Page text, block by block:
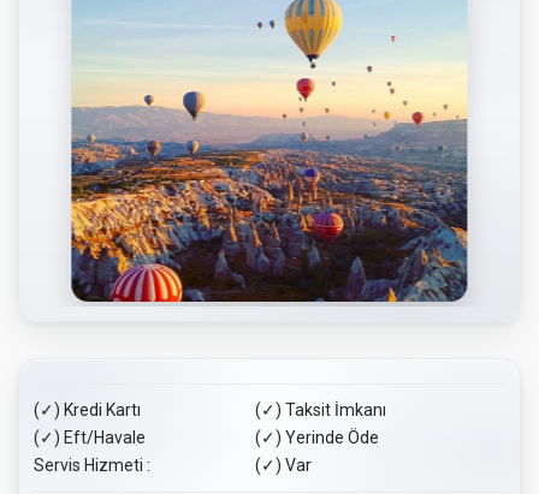
(✓) Kredi Kartı
(✓) Taksit İmkanı
(✓) Eft/Havale
(✓) Yerinde Öde
Servis Hizmeti :
(✓) Var